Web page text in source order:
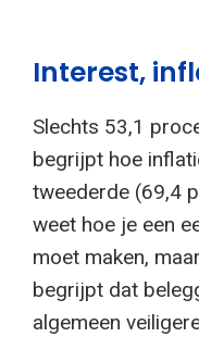
Interest,
Slechts 53,1
begrijpt hoe
tweederde (69,4
weet hoe je een
moet maken,
begrijpt dat
algemeen